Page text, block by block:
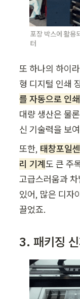
포장 박스에 활용
터
또 하나의 하이
형 디지털 인쇄
를 자동으로 인쇄
대량 생산은 물
신 기술력을 보
또한, 태창포일
리 기계도 큰 주
고급스러움과
있어, 많은 디자
끌었죠.
3. 패키징